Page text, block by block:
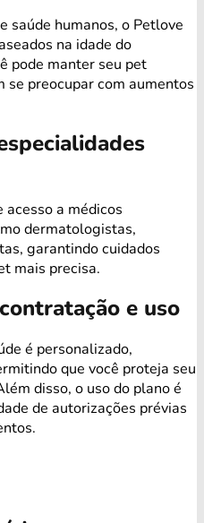
saúde humanos, o Petlove
na idade do
pode manter seu pet
se preocupar com aumentos
acesso a médicos
dermatologistas,
garantindo cuidados
mais precisa.
e uso
é personalizado,
que você proteja seu
disso, o uso do plano é
de autorizações prévias